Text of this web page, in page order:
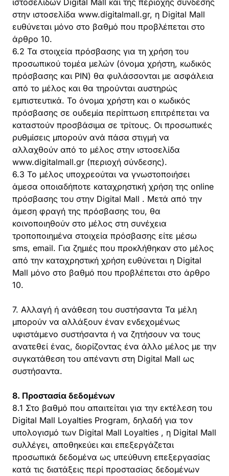
ιστοσελίδων Digital Mall και της περιοχής σύνδεσης
στην ιστοσελίδα www.digitalmall.gr, η Digital Mall
ευθύνεται μόνο στο βαθμό που προβλέπεται στο
άρθρο 10.
6.2 Τα στοιχεία πρόσβασης για τη χρήση του
προσωπικού τομέα μελών (όνομα χρήστη, κωδικός
πρόσβασης και PIN) θα φυλάσσονται με ασφάλεια
από το μέλος και θα τηρούνται αυστηρώς
εμπιστευτικά. Το όνομα χρήστη και ο κωδικός
πρόσβασης σε ουδεμία περίπτωση επιτρέπεται να
καταστούν προσβάσιμα σε τρίτους. Οι προσωπικές
ρυθμίσεις μπορούν ανά πάσα στιγμή να
αλλαχθούν από το μέλος στην ιστοσελίδα
www.digitalmall.gr (περιοχή σύνδεσης).
6.3 Το μέλος υποχρεούται να γνωστοποιήσει
άμεσα οποιαδήποτε καταχρηστική χρήση της online
πρόσβασης του στην Digital Mall . Μετά από την
άμεση φραγή της πρόσβασης του, θα
κοινοποιηθούν στο μέλος στη συνέχεια
τροποποιημένα στοιχεία πρόσβασης είτε μέσω
sms, email. Για ζημιές που προκλήθηκαν στο μέλος
από την καταχρηστική χρήση ευθύνεται η Digital
Mall μόνο στο βαθμό που προβλέπεται στο άρθρο
10.
7. Αλλαγή ή ανάθεση του συστήσαντα Τα μέλη
μπορούν να αλλάξουν έναν ενδεχομένως
υφιστάμενο συστήσαντα ή να ζητήσουν να τους
ανατεθεί ένας, διορίζοντας ένα άλλο μέλος με την
συγκατάθεση του απέναντι στη Digital Mall ως
συστήσαντα.
8. Προστασία δεδομένων
8.1 Στο βαθμό που απαιτείται για την εκτέλεση του
Digital Mall Loyalties Program, δηλαδή για τον
υπολογισμό των Digital Mall Loyalties , η Digital Mall
συλλέγει, αποθηκεύει και επεξεργάζεται
προσωπικά δεδομένα ως υπεύθυνη επεξεργασίας
κατά τις διατάξεις περί προστασίας δεδομένων